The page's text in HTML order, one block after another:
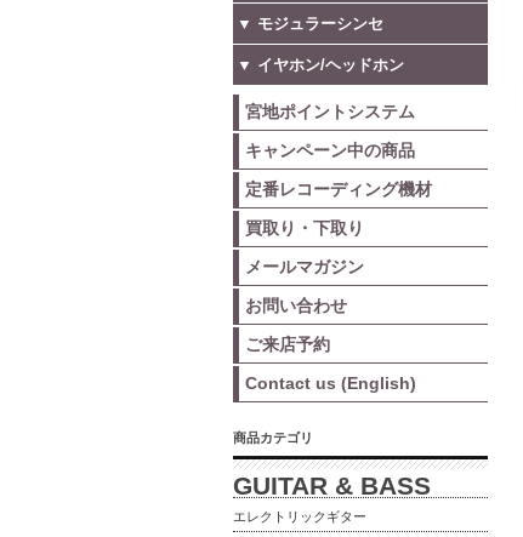
▼ モジュラーシンセ
▼ イヤホン/ヘッドホン
宮地ポイントシステム
キャンペーン中の商品
定番レコーディング機材
買取り・下取り
メールマガジン
お問い合わせ
ご来店予約
Contact us (English)
商品カテゴリ
GUITAR & BASS
エレクトリックギター